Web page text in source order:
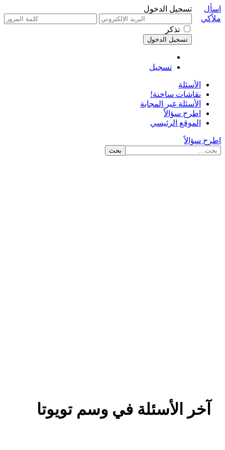
تسجيل الدخول
تذكر
تسجيل
اسأل
ملاًكي
الأسئلة
نقاشات ساخنة!
الأسئلة غير المجابة
اطرح سؤالاً
الموقع الرئيسي
اطرح سؤالاً
آخر الأسئلة في وسم تويوتا